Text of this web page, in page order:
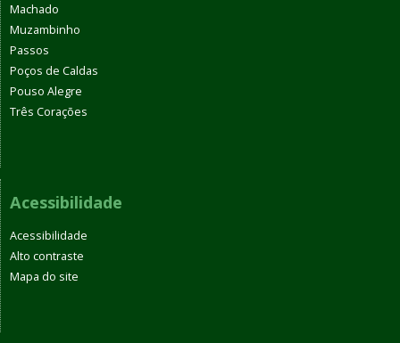
Machado
Muzambinho
Passos
Poços de Caldas
Pouso Alegre
Três Corações
Acessibilidade
Acessibilidade
Alto contraste
Mapa do site